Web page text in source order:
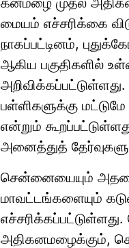
மையம் எச்சரிக்கை
நாகப்பட்டினம்,
ஆகிய பகுதிகளில்
அறிவிக்கப்பட்டுள்ளது.
பள்ளிகளுக்கு
என்றும்
அனைத்துத்
சென்னையையும்
மாவட்டங்களையும்
எச்சரிக்கப்பட்டுள்ளது.
அதிகனமழைக்கும்,